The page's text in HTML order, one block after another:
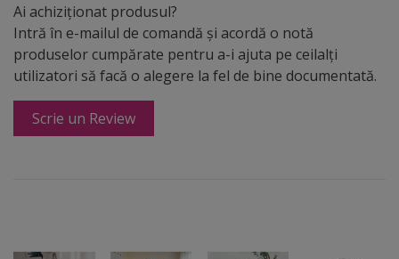
Ai achiziționat produsul?
Intră în e-mailul de comandă și acordă o notă
produselor cumpărate pentru a-i ajuta pe ceilalți
utilizatori să facă o alegere la fel de bine documentată.
Scrie un Review